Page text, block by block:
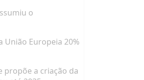
o
Europeia 20%
a criação da